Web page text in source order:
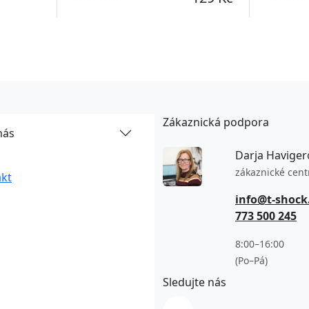
Zákaznická podpora
Darja
zákaznické
info@t-
773 500 245
8:00–16:00
(Po–Pá)
Sledujte nás